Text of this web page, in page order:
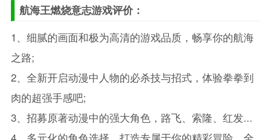
航海王燃烧意志游戏评价：
1、细腻的画面和极为高清的游戏品质，畅享你的航海
之路;
2、全新开启动漫中人物的必杀技与招式，体验拳拳到
肉的超强手感吧;
3、招募原著动漫中的强大角色，路飞、索隆、红发...